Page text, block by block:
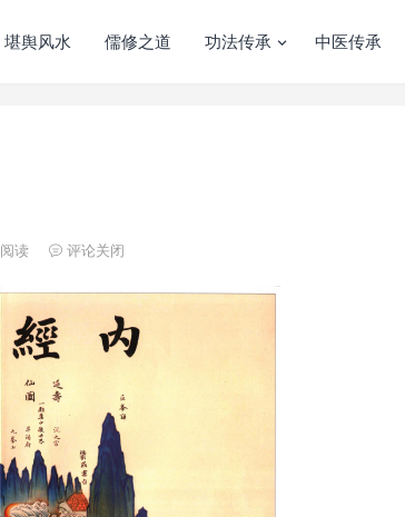
堪舆风水 儒修之道 功法传承 中医传承
阅读 评论关闭